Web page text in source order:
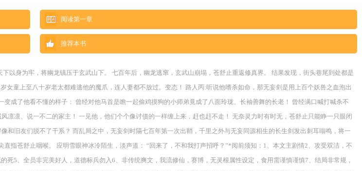
阅读第一章
推荐本书
以身为牢，将幽龙镇压于玄武山下。 七百年后，幽龙逃窜，玄武山崩塌，苍舒止重返修真界。 结果发现，街头巷尾到处都是
童上至八十岁老太都难逃他的魔爪，连人妻都不放过。变态！ 路人丙:听说他嗜杀如命，那无妄剑是用上百个妖兽之血泡出
成了他看不懂的样子： 曾经对他马首是瞻一起偷鸡摸狗的小师弟竟成了八面玲珑、长袖善舞的长老！ 曾经满口喊打喊杀不
凛、说一不二的家主！ 一见他，他们个个像讨债的一样缠上来，赶也赶不走！ 无奈灵力时有时无，苍舒止只能睁一只眼闭
旧友们脱不了干系？ 而乱局之中，无妄剑时隔七百年第一次出鞘，千里之外与无妄同源相生的长生剑发出刺耳嗡鸣，将一
苍舒止咽喉。 应明雪眼神冰冷陌生，淡声道： “回来了，不和我打声招呼？”*阅前须知：1、本文主剧情2、攻受双洁，不
5、全员非完美好人，道德标兵勿入6、非传统爽文，我流修仙，赛博，无灵根属性设定，食用需谨慎谨慎7、结局非常规，